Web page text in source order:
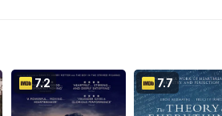
7.2 7.7